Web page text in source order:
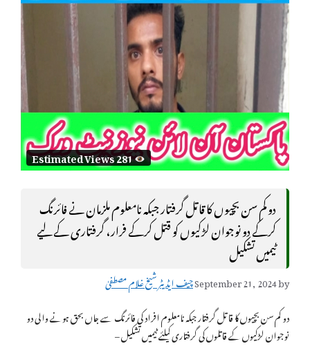
Estimated Views 281
دو کم سن بچیوں کا قاتل گرفتار جبکہ نامعلوم ملزمان نے فائرنگ
کرکے دو نوجوان لڑکیوں کو قتل کرکے فرار، گرفتاری کے لیے
ٹیمیں تشکیل
September 21, 2024by
چیف ایڈیٹر شیخ غلام مصطفیٰ
دو کم سن بچیوں کا قاتل گرفتار جبکہ نامعلوم افراد کی فائرنگ سے جاں بحق ہونے والی دو
نوجوان لڑکیوں کے قاتلوں کی گرفتاری کیلئے ٹیمیں تشکیل –